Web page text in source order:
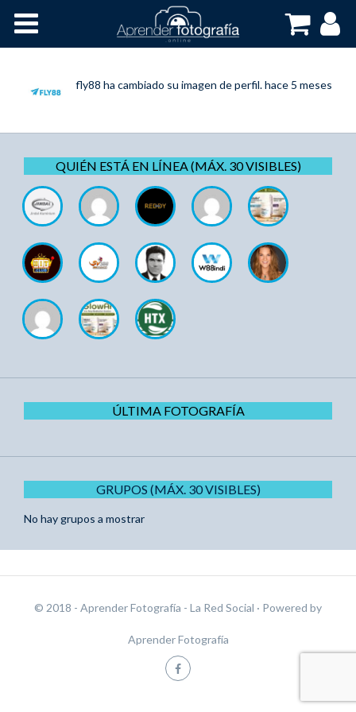
fly88 ha cambiado su imagen de perfil.hace 5 meses
QUIÉN ESTÁ EN LÍNEA (MÁX. 30 VISIBLES)
ÚLTIMA FOTOGRAFÍA
GRUPOS (MÁX. 30 VISIBLES)
No hay grupos a mostrar
© 2018 - Aprender Fotografía - La Red Social · Powered by
Aprender Fotografía